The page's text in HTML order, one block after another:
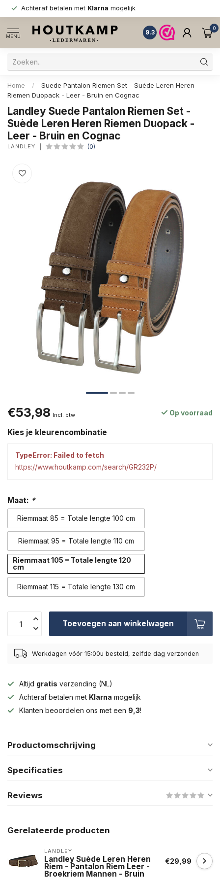
Achteraf betalen met Klarna mogelijk
MENU
9.3
0
Home /
Suede Pantalon Riemen Set - Suède Leren Heren
Riemen Duopack - Leer - Bruin en Cognac
Landley Suede Pantalon Riemen Set -
Suède Leren Heren Riemen Duopack -
Leer - Bruin en Cognac
LANDLEY (0)
€53,98 Incl. btw Op voorraad
Kies je kleurencombinatie
TypeError: Failed to fetch
https://www.houtkamp.com/search/GR232P/
Maat: *
Riemmaat 85 = Totale lengte 100 cm
Riemmaat 95 = Totale lengte 110 cm
Riemmaat 105 = Totale lengte 120
cm
Riemmaat 115 = Totale lengte 130 cm
Toevoegen aan winkelwagen
Werkdagen vóór 15:00u besteld, zelfde dag verzonden
Altijd gratis verzending (NL)
Achteraf betalen met Klarna mogelijk
Klanten beoordelen ons met een 9,3!
Productomschrijving
Specificaties
Reviews
Gerelateerde producten
LANDLEY
Landley Suède Leren Heren
Riem - Pantalon Riem Leer -
Broekriem Mannen - Bruin
€29,99